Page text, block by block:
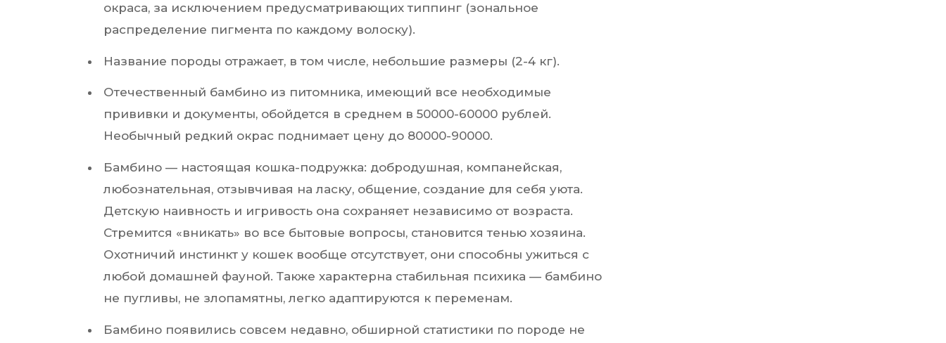
окраса, за исключением предусматривающих типпинг (зональное
распределение пигмента по каждому волоску).
Название породы отражает, в том числе, небольшие размеры (2-4 кг).
Отечественный бамбино из питомника, имеющий все необходимые
прививки и документы, обойдется в среднем в 50000-60000 рублей.
Необычный редкий окрас поднимает цену до 80000-90000.
Бамбино — настоящая кошка-подружка: добродушная, компанейская,
любознательная, отзывчивая на ласку, общение, создание для себя уюта.
Детскую наивность и игривость она сохраняет независимо от возраста.
Стремится «вникать» во все бытовые вопросы, становится тенью хозяина.
Охотничий инстинкт у кошек вообще отсутствует, они способны ужиться с
любой домашней фауной. Также характерна стабильная психика — бамбино
не пугливы, не злопамятны, легко адаптируются к переменам.
Бамбино появились совсем недавно, обширной статистики по породе не